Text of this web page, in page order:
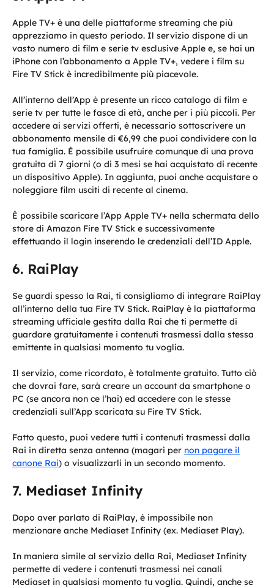
Apple TV+ è una delle piattaforme streaming che più
apprezziamo in questo periodo. Il servizio dispone di un
vasto numero di film e serie tv esclusive Apple e, se hai un
iPhone con l’abbonamento a Apple TV+, vedere i film su
Fire TV Stick è incredibilmente più piacevole.
All’interno dell’App è presente un ricco catalogo di film e
serie tv per tutte le fasce di età, anche per i più piccoli. Per
accedere ai servizi offerti, è necessario sottoscrivere un
abbonamento mensile di €6,99 che puoi condividere con la
tua famiglia. È possibile usufruire comunque di una prova
gratuita di 7 giorni (o di 3 mesi se hai acquistato di recente
un dispositivo Apple). In aggiunta, puoi anche acquistare o
noleggiare film usciti di recente al cinema.
È possibile scaricare l’App Apple TV+ nella schermata dello
store di Amazon Fire TV Stick e successivamente
effettuando il login inserendo le credenziali dell’ID Apple.
RaiPlay
Se guardi spesso la Rai, ti consigliamo di integrare RaiPlay
all’interno della tua Fire TV Stick. RaiPlay è la piattaforma
streaming ufficiale gestita dalla Rai che ti permette di
guardare gratuitamente i contenuti trasmessi dalla stessa
emittente in qualsiasi momento tu voglia.
Il servizio, come ricordato, è totalmente gratuito. Tutto ciò
che dovrai fare, sarà creare un account da smartphone o
PC (se ancora non ce l’hai) ed accedere con le stesse
credenziali sull’App scaricata su Fire TV Stick.
Fatto questo, puoi vedere tutti i contenuti trasmessi dalla
Rai in diretta senza antenna (magari per non pagare il
canone Rai) o visualizzarli in un secondo momento.
Mediaset Infinity
Dopo aver parlato di RaiPlay, è impossibile non
menzionare anche Mediaset Infinity (ex. Mediaset Play).
In maniera simile al servizio della Rai, Mediaset Infinity
permette di vedere i contenuti trasmessi nei canali
Mediaset in qualsiasi momento tu voglia. Quindi, anche se